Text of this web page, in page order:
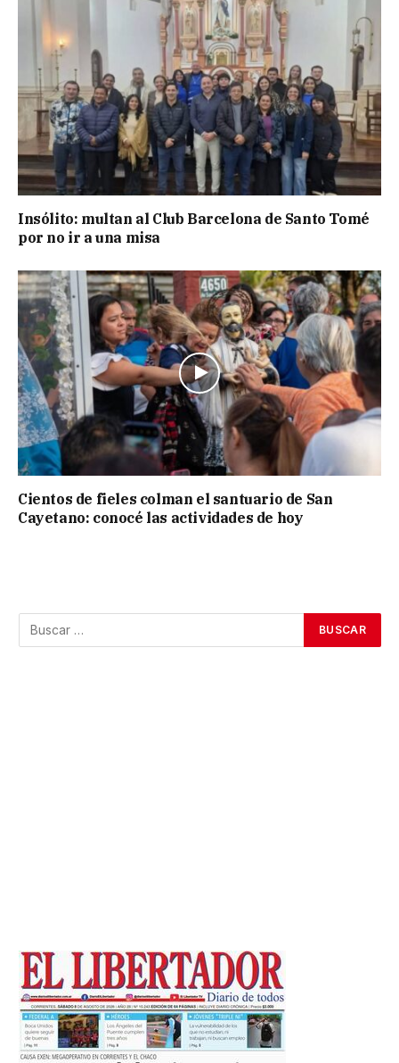
Insólito: multan al Club Barcelona de Santo Tomé
por no ir a una misa
Cientos de fieles colman el santuario de San
Cayetano: conocé las actividades de hoy